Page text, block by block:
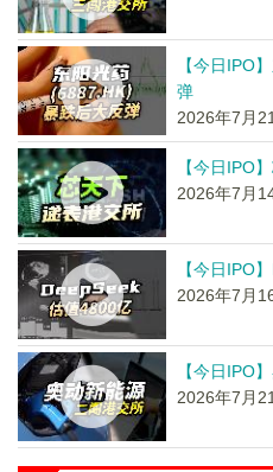
【今日IPO
弹
2026年7月
【今日IPO
2026年7月
【今日IPO
2026年7月
【今日IPO
2026年7月